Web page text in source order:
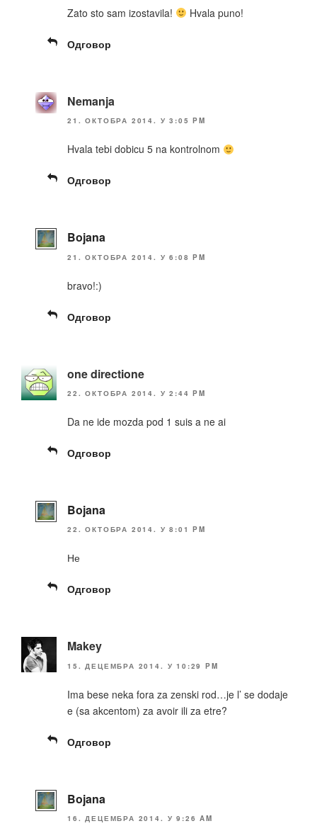
Zato sto sam izostavila! Hvala puno!
Одговор
Nemanja
21. ОКТОБРА 2014. У 3:05 PM
Hvala tebi dobicu 5 na kontrolnom
Одговор
Bojana
21. ОКТОБРА 2014. У 6:08 PM
bravo!:)
Одговор
one directione
22. ОКТОБРА 2014. У 2:44 PM
Da ne ide mozda pod 1 suis a ne ai
Одговор
Bojana
22. ОКТОБРА 2014. У 8:01 PM
Не
Одговор
Makey
15. ДЕЦЕМБРА 2014. У 10:29 PM
Ima bese neka fora za zenski rod…je l’ se dodaje
e (sa akcentom) za avoir ili za etre?
Одговор
Bojana
16. ДЕЦЕМБРА 2014. У 9:26 AM